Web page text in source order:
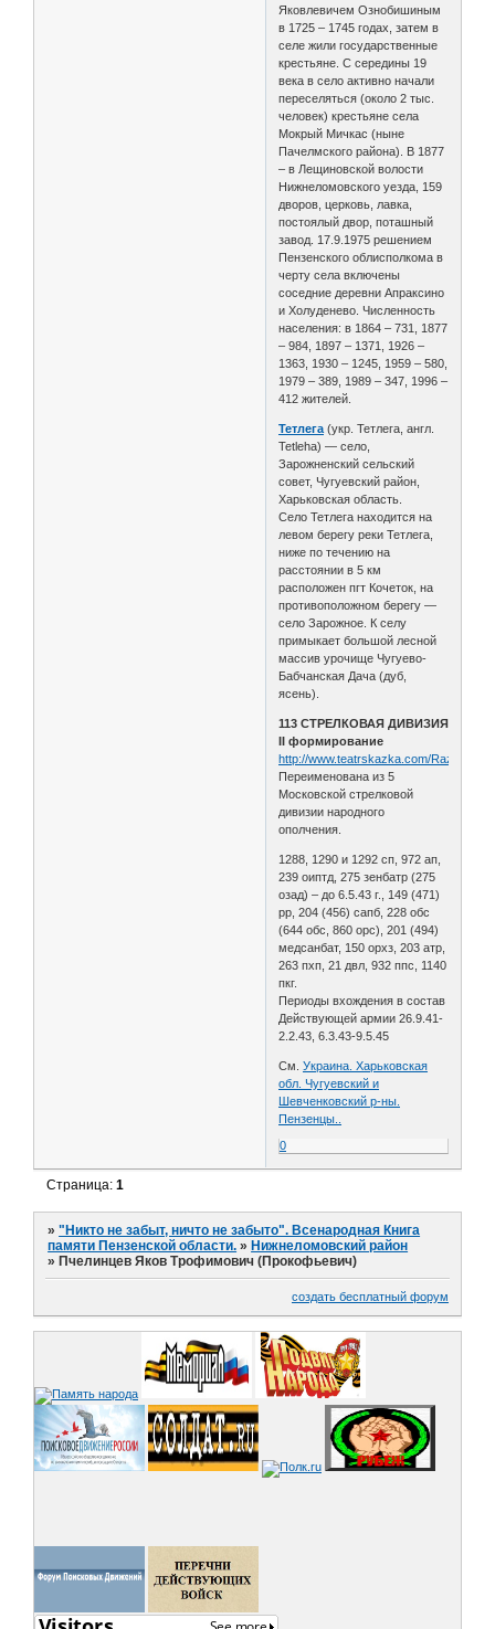
Яковлевичем Ознобишиным
в 1725 – 1745 годах, затем в
селе жили государственные
крестьяне. С середины 19
века в село активно начали
переселяться (около 2 тыс.
человек) крестьяне села
Мокрый Мичкас (ныне
Пачелмского района). В 1877
– в Лещиновской волости
Нижнеломовского уезда, 159
дворов, церковь, лавка,
постоялый двор, поташный
завод. 17.9.1975 решением
Пензенского облисполкома в
черту села включены
соседние деревни Апраксино
и Холуденево. Численность
населения: в 1864 – 731, 1877
– 984, 1897 – 1371, 1926 –
1363, 1930 – 1245, 1959 – 580,
1979 – 389, 1989 – 347, 1996 –
412 жителей.
Тетлега (укр. Тетлега, англ.
Tetleha) — село,
Зарожненский сельский
совет, Чугуевский район,
Харьковская область.
Село Тетлега находится на
левом берегу реки Тетлега,
ниже по течению на
расстоянии в 5 км
расположен пгт Кочеток, на
противоположном берегу —
село Зарожное. К селу
примыкает большой лесной
массив урочище Чугуево-
Бабчанская Дача (дуб,
ясень).
113 СТРЕЛКОВАЯ ДИВИЗИЯ
II формирование
http://www.teatrskazka.com/Raznoe/
Переименована из 5
Московской стрелковой
дивизии народного
ополчения.
1288, 1290 и 1292 сп, 972 ап,
239 оиптд, 275 зенбатр (275
озад) – до 6.5.43 г., 149 (471)
рр, 204 (456) сапб, 228 обс
(644 обс, 860 орс), 201 (494)
медсанбат, 150 орхз, 203 атр,
263 пхп, 21 двл, 932 ппс, 1140
пкг.
Периоды вхождения в состав
Действующей армии 26.9.41-
2.2.43, 6.3.43-9.5.45
См.Украина. Харьковская
обл. Чугуевский и
Шевченковский р-ны.
Пензенцы..
0
Страница:1
»"Никто не забыт, ничто не забыто". Всенародная Книга
памяти Пензенской области. » Нижнеломовский район
» Пчелинцев Яков Трофимович (Прокофьевич)
создать бесплатный форум